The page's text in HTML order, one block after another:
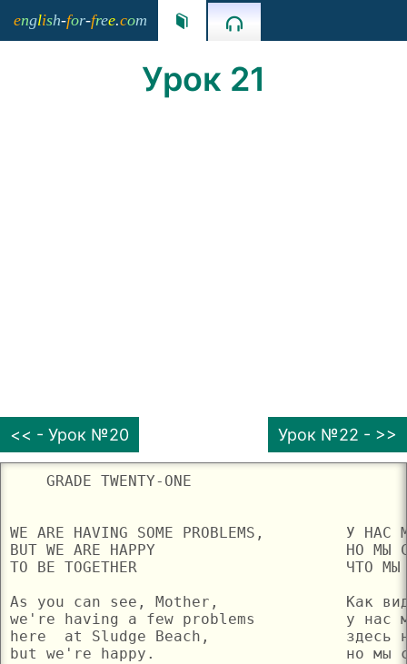
english-for-free.com  
Урок 21
<< - Урок №20 Урок №22 - >>